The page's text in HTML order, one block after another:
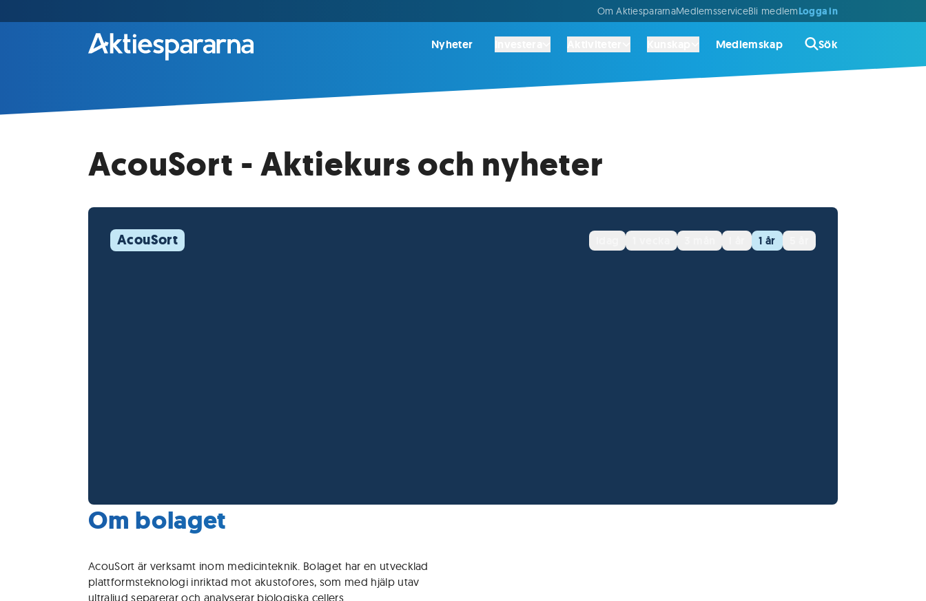
Om AktiespararnaMedlemsserviceBli medlemLogga in
Nyheter Medlemskap Sök
AcouSort - Aktiekurs och nyheter
AcouSort 1 år
Om bolaget
AcouSort är verksamt inom medicinteknik. Bolaget har en utvecklad
plattformsteknologi inriktad mot akustofores, som med hjälp utav
ultraljud separerar och analyserar biologiska cellers